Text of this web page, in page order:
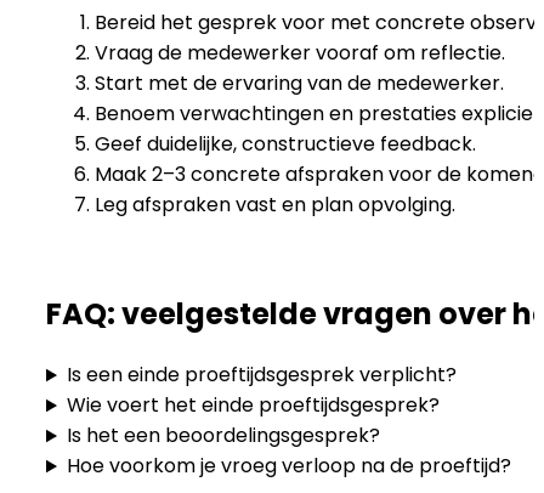
Bereid het gesprek voor met concrete
Vraag de medewerker vooraf om reflectie.
Start met de ervaring van de medewerker.
Benoem verwachtingen en prestaties expliciet.
Geef duidelijke, constructieve feedback.
Maak 2–3 concrete afspraken voor de
Leg afspraken vast en plan opvolging.
FAQ: veelgestelde vragen over
Is een einde proeftijdsgesprek verplicht?
Wie voert het einde proeftijdsgesprek?
Is het een beoordelingsgesprek?
Hoe voorkom je vroeg verloop na de proeftijd?